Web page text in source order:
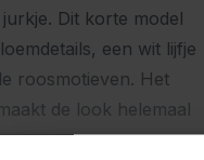
Dit korte model
een wit lijfje
roosmotieven. Het
de look helemaal